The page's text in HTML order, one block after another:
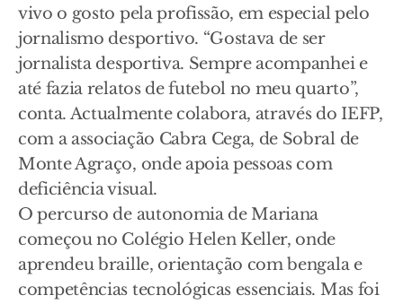
vivo o gosto pela profissão, em especial pelo
jornalismo desportivo. “Gostava de ser
jornalista desportiva. Sempre acompanhei e
até fazia relatos de futebol no meu quarto”,
conta. Actualmente colabora, através do IEFP,
com a associação Cabra Cega, de Sobral de
Monte Agraço, onde apoia pessoas com
deficiência visual.
O percurso de autonomia de Mariana
começou no Colégio Helen Keller, onde
aprendeu braille, orientação com bengala e
competências tecnológicas essenciais. Mas foi